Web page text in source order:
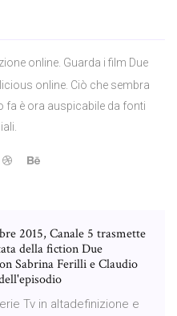
online. Guarda i film Due
online. Ciò che sembra
è ora auspicabile da fonti
2015, Canale 5 trasmette
della fiction Due
Sabrina Ferilli e Claudio
Tv in altadefinizione e